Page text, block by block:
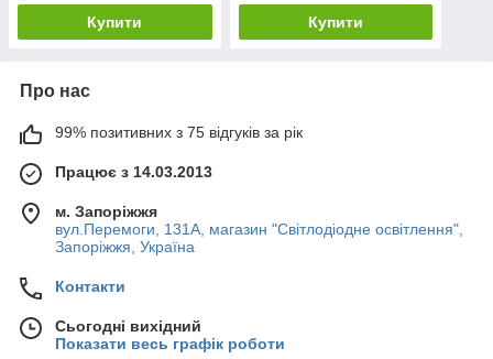
Купити Купити
Про нас
99% позитивних з 75 відгуків за рік
Працює з 14.03.2013
м. Запоріжжя
вул.Перемоги, 131А, магазин "Світлодіодне освітлення",
Запоріжжя, Україна
Контакти
Сьогодні вихідний
Показати весь графік роботи